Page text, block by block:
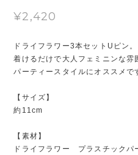
¥2,420
ドライフラワー3本セットUピン。
着けるだけで大人フェミニンな雰
パーティースタイルにオススメで
【サイズ】
約11cm
【素材】
ドライフラワー プラスチックパ